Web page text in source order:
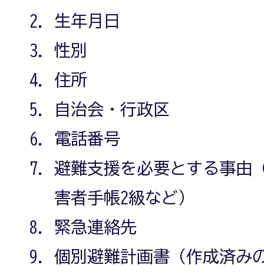
生年月日
性別
住所
自治会・行政区
電話番号
避難支援を必要とする事由
害者手帳2級など）
緊急連絡先
個別避難計画書（作成済み